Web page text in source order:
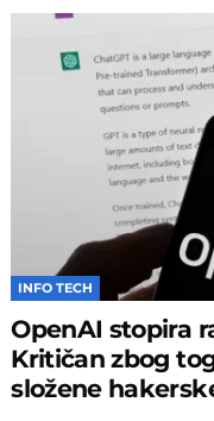
INFO TECH
OpenAI stopira
Kritičan zbog
složene